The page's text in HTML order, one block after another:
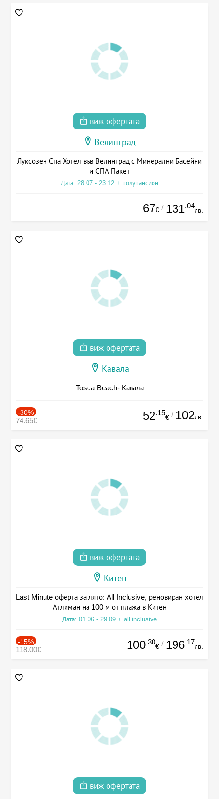
виж офертата
Велинград
Луксозен Спа Хотел във Велинград с Минерални Басейни
и СПА Пакет
Дата: 28.07 - 23.12 + полупансион
67€ / 131.04
лв.
виж офертата
Кавала
Tosca Beach- Кавала
-30%
74.65€ 52.15
€ / 102лв.
виж офертата
Китен
Last Minute оферта за лято: All Inclusive, реновиран хотел
Атлиман на 100 м от плажа в Китен
Дата: 01.06 - 29.09 + all inclusive
-15%
118.00€ 100.30
€ / 196.17
лв.
виж офертата